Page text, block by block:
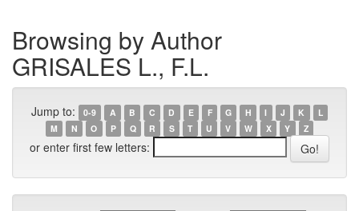
Browsing by Author
GRISALES L., F.L.
Jump to: 0-9 A B C D E F G H I J K
L
M
N O P Q R S T U V W X Y Z
or enter first few letters: